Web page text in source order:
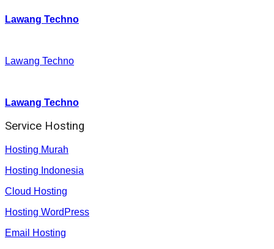
Lawang Techno
Lawang Techno
Lawang Techno
Service Hosting
Hosting Murah
Hosting Indonesia
Cloud Hosting
Hosting WordPress
Email Hosting